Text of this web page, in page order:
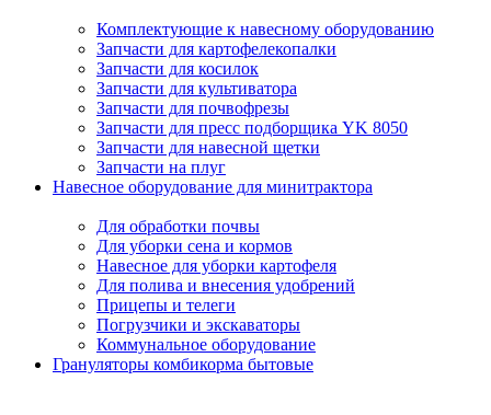
Комплектующие к навесному оборудованию
Запчасти для картофелекопалки
Запчасти для косилок
Запчасти для культиватора
Запчасти для почвофрезы
Запчасти для пресс подборщика YK 8050
Запчасти для навесной щетки
Запчасти на плуг
Навесное оборудование для минитрактора
Для обработки почвы
Для уборки сена и кормов
Навесное для уборки картофеля
Для полива и внесения удобрений
Прицепы и телеги
Погрузчики и экскаваторы
Коммунальное оборудование
Грануляторы комбикорма бытовые